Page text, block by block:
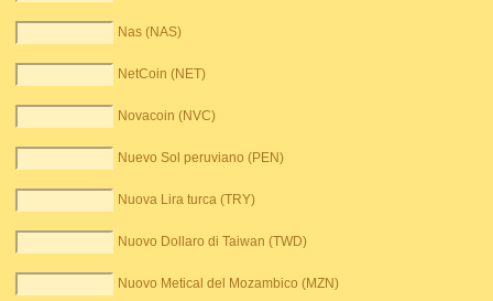
Nas (NAS)
NetCoin (NET)
Novacoin (NVC)
Nuevo Sol peruviano (PEN)
Nuova Lira turca (TRY)
Nuovo Dollaro di Taiwan (TWD)
Nuovo Metical del Mozambico (MZN)